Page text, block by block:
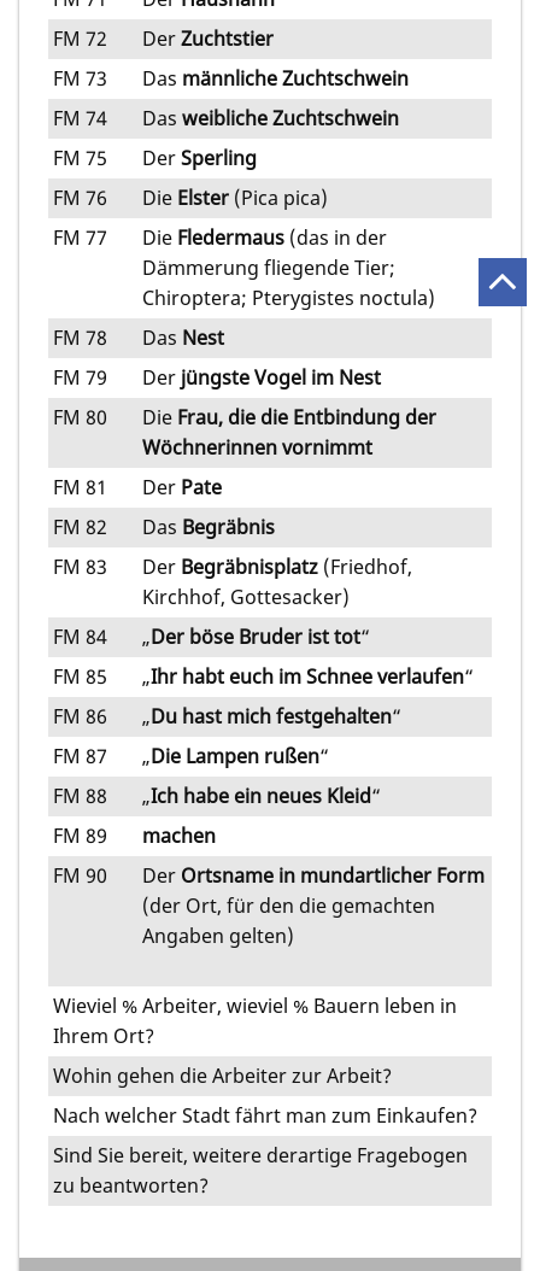
FM 72
DerZuchtstier
FM 73
Das männliche Zuchtschwein
FM 74
Das weibliche Zuchtschwein
FM 75
DerSperling
FM 76
Die Elster (Pica pica)
FM 77
Die Fledermaus (das in der
Dämmerung fliegende Tier;
Chiroptera; Pterygistes noctula)
FM 78
Das Nest
FM 79
Der jüngste Vogel im Nest
FM 80
Die Frau, die die Entbindung der
Wöchnerinnen vornimmt
FM 81
Der Pate
FM 82
Das Begräbnis
FM 83
Der Begräbnisplatz (Friedhof,
Kirchhof, Gottesacker)
FM 84
„Der böse Bruder ist tot“
FM 85
„Ihr habt euch im Schnee verlaufen“
FM 86
„Du hast mich festgehalten“
FM 87
„Die Lampen rußen“
FM 88
„Ich habe ein neues Kleid“
FM 89
machen
FM 90
Der Ortsname in mundartlicher Form
(der Ort, für den die gemachten
Angaben gelten)
Wieviel % Arbeiter, wieviel % Bauern leben in
Ihrem Ort?
Wohin gehen die Arbeiter zur Arbeit?
Nach welcher Stadt fährt man zum Einkaufen?
Sind Sie bereit, weitere derartige Fragebogen
zu beantworten?